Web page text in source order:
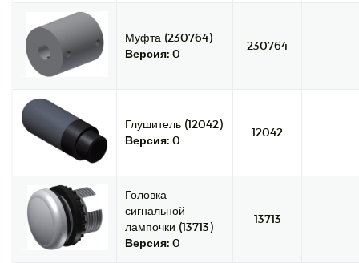
Муфта (230764)
Версия: 0
230764
Глушитель (12042)
Версия: 0
12042
Головка
сигнальной
лампочки (13713)
Версия: 0
13713